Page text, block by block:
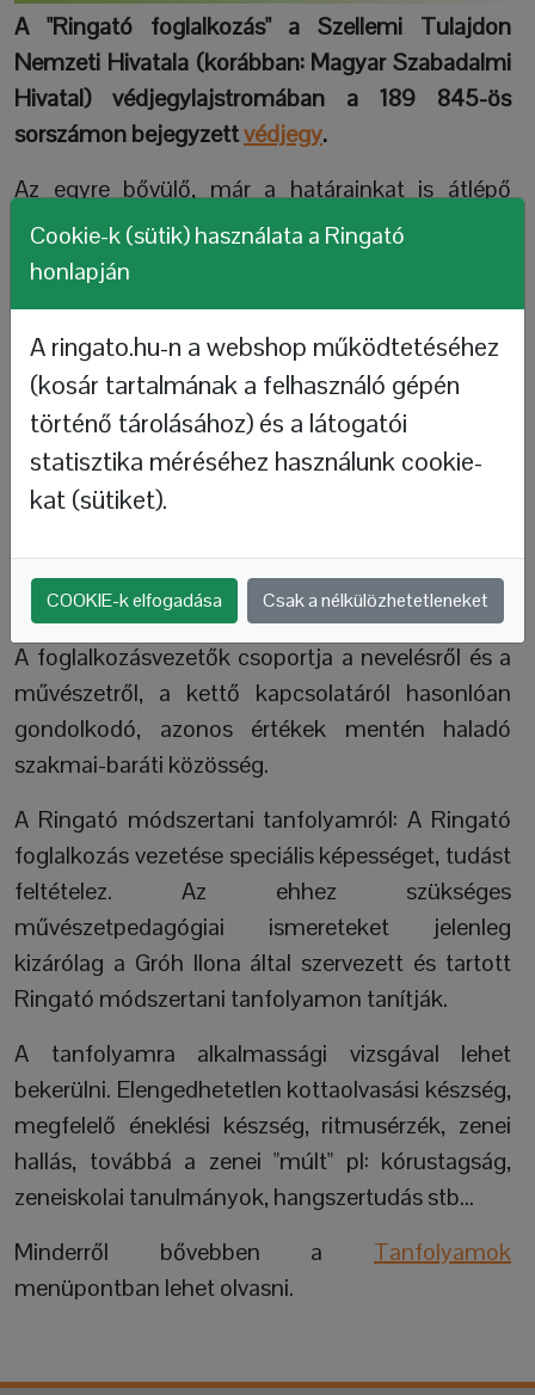
A "Ringató foglalkozás" a Szellemi Tulajdon
Nemzeti Hivatala (korábban: Magyar Szabadalmi
Hivatal) védjegylajstromában a 189 845-ös
sorszámon bejegyzettvédjegy.
Az egyre bővülő, már a határainkat is átlépő
hálózatban Ringató néven tartanak
foglalkozásokat a kolleganőim, akik elvégezték a
dolgozunk, azonos elveket
követünk.Természetesen minden
foglalkozásvezetőnek a saját egyénisége
érvényesül ezeken a programokon, és ez így
helyes.
a védjegyhasználók között gazdasági kapcsolat
nincsen.
A foglalkozásvezetők csoportja a nevelésről és a
művészetről, a kettő kapcsolatáról hasonlóan
gondolkodó, azonos értékek mentén haladó
szakmai-baráti közösség.
A Ringató módszertani tanfolyamról: A Ringató
foglalkozás vezetése speciális képességet, tudást
feltételez. Az ehhez szükséges
művészetpedagógiai ismereteket jelenleg
kizárólag a Gróh Ilona által szervezett és tartott
Ringató módszertani tanfolyamon tanítják.
A tanfolyamra alkalmassági vizsgával lehet
bekerülni. Elengedhetetlen kottaolvasási készség,
megfelelő éneklési készség, ritmusérzék, zenei
hallás, továbbá a zenei "múlt" pl: kórustagság,
zeneiskolai tanulmányok, hangszertudás stb...
Minderről bővebben a Tanfolyamok
menüpontban lehet olvasni.
Cookie-k (sütik) használata a Ringató
honlapján
A ringato.hu-n a webshop működtetéséhez
(kosár tartalmának a felhasználó gépén
történő tárolásához) és a látogatói
statisztika méréséhez használunk cookie-
kat (sütiket).
COOKIE-k elfogadása Csak a nélkülözhetetleneket